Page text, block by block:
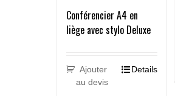
Conférencier A4 en
liège avec stylo Deluxe
Ajouter
au devis
Details